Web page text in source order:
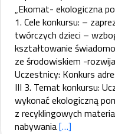
„Ekomat- ekologiczna
1. Cele konkursu: –
twórczych dzieci –
kształtowanie
ze środowiskiem -
Uczestnicy: Konkurs
III 3. Temat konkursu:
wykonać ekologiczną
z recyklingowych
nabywania[…]